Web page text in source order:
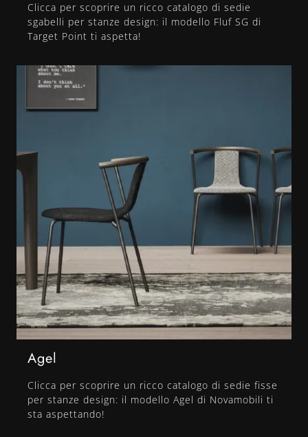
Clicca per scoprire un ricco catalogo di sedie
sgabelli per stanze design: il modello Fluf SG di
Target Point ti aspetta!
Agel
Clicca per scoprire un ricco catalogo di sedie fisse
per stanze design: il modello Agel di Novamobili ti
sta aspettando!